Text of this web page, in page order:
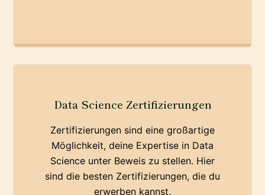
Data Science Zertifizierungen
Zertifizierungen sind eine großartige
Möglichkeit, deine Expertise in Data
Science unter Beweis zu stellen. Hier
sind die besten Zertifizierungen, die du
erwerben kannst.